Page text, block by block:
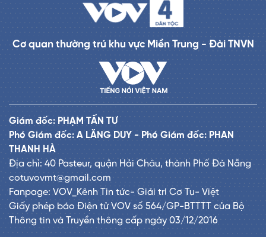
Cơ quan thường trú khu vực Miền Trung - Đài TNVN
Giám đốc: PHẠM TẤN TƯ
Phó Giám đốc: A LĂNG DUY - Phó Giám đốc: PHAN
THANH HÀ
Địa chỉ: 40 Pasteur, quận Hải Châu, thành Phố Đà Nẵng
cotuvovmt@gmail.com
Fanpage: VOV_Kênh Tin tức- Giải trí Cơ Tu- Việt
Giấy phép báo Điện tử VOV số 564/GP-BTTTT của Bộ
Thông tin và Truyền thông cấp ngày 03/12/2016